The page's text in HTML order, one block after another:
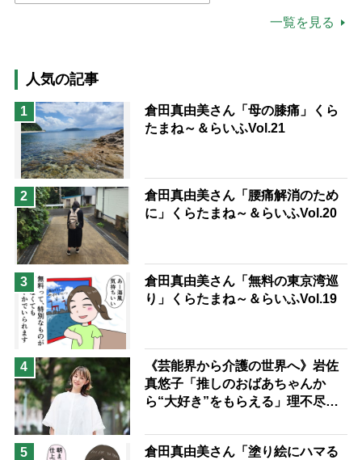
猫が母になつきません
息子の遠距離介護サバイバル術
兄がボケました
便利なサービス
予防法
一覧を見る
人気の記事
1
倉田真由美さん「母の膝痛」くら
たまね～＆らいふVol.21
2
倉田真由美さん「腰痛解消のため
に」くらたまね～＆らいふVol.20
3
倉田真由美さん「無料の東京湾巡
り」くらたまね～＆らいふVol.19
4
《芸能界から介護の世界へ》岩佐
真悠子「推しのおばあちゃんか
ら“大好き”をもらえる」理不尽さ
場は「愛おしい」
5
倉田真由美さん「塗り絵にハマる